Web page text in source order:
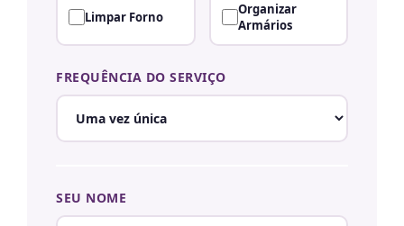
Limpar Forno
Organizar
Armários
FREQUÊNCIA DO SERVIÇO
SEU NOME